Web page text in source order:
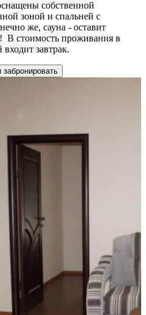
собственной
зоной и спальней с
же, сауна - оставит
В стоимость проживания в
завтрак.
забронировать